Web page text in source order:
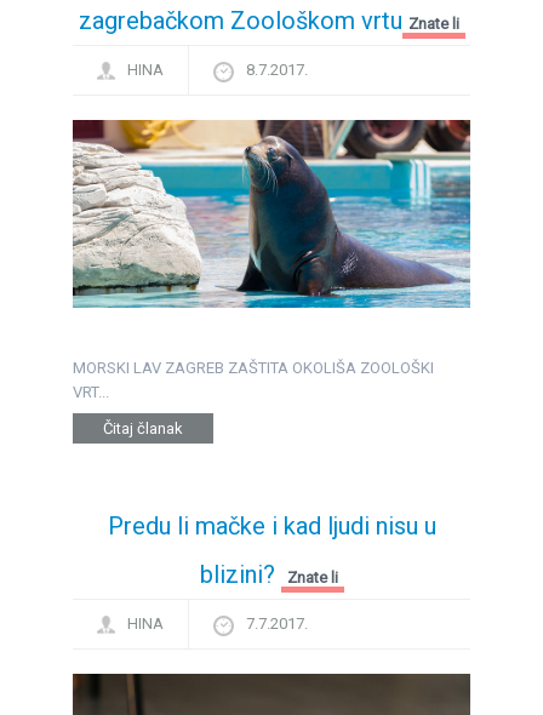
zagrebačkom Zoološkom vrtu Znate li
HINA 8.7.2017.
MORSKI LAV ZAGREB ZAŠTITA OKOLIŠA ZOOLOŠKI
VRT...
Čitaj članak
Predu li mačke i kad ljudi nisu u
blizini?
Znate li
HINA 7.7.2017.